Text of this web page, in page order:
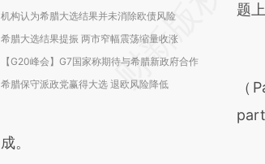
机构认为希腊大选结果并未消除欧债风险
希腊大选结果提振 两市窄幅震荡缩量收涨
【G20峰会】G7国家称期待与希腊新政府合作
希腊保守派政党赢得大选 退欧风险降低
新
题
（
成。